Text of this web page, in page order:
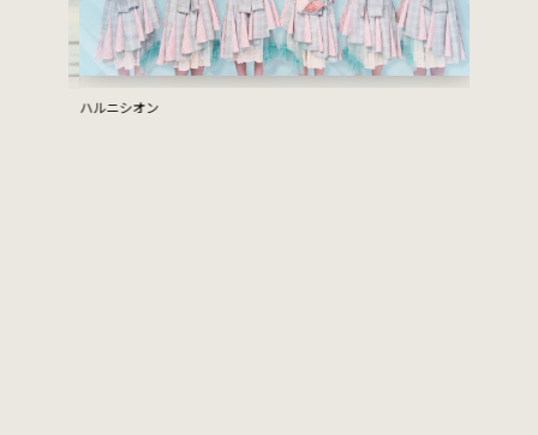
ハルニシオン